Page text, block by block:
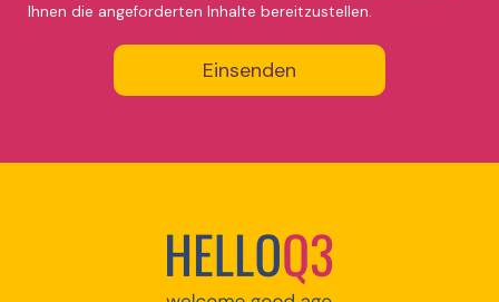
Ihnen die angeforderten Inhalte bereitzustellen.